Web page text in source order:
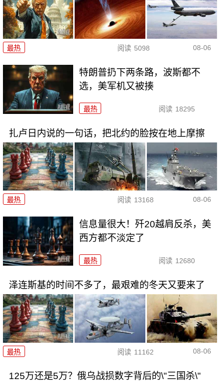
最热 阅读 5098 08-06
特朗普扔下两条路，波斯都不
选，美军机又被揍
最热 阅读 18295
扎卢日内说的一句话，把北约的脸按在地上摩擦
最热 阅读 13168 08-06
信息量很大！歼20越肩反杀，美
西方都不淡定了
最热 阅读 12680
泽连斯基的时间不多了，最艰难的冬天又要来了
最热 阅读 11162 08-06
125万还是5万？俄乌战损数字背后的\"三国杀\"